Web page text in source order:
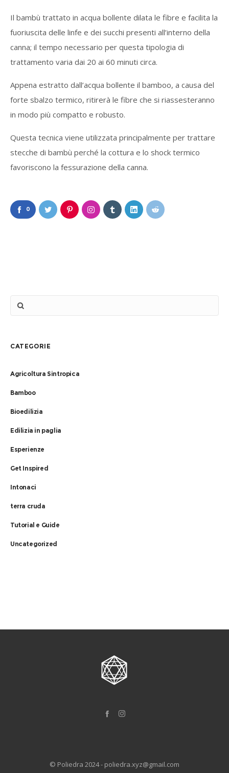
Il bambù trattato in acqua bollente dilata le fibre e facilita la
fuoriuscita delle linfe e dei succhi presenti all’interno della
canna; il tempo necessario per questa tipologia di
trattamento varia dai 20 ai 60 minuti circa.
Appena estratto dall’acqua bollente il bamboo, a causa del
forte sbalzo termico, ritirerà le fibre che si riassesteranno
in modo più compatto e robusto.
Questa tecnica viene utilizzata principalmente per trattare
stecche di bambù perché la cottura e lo shock termico
favoriscono la fessurazione della canna.
0
CATEGORIE
Agricoltura Sintropica
Bamboo
Bioedilizia
Edilizia in paglia
Esperienze
Get Inspired
Intonaci
terra cruda
Tutorial e Guide
Uncategorized
© Poliedra 2024 - poliedra.xyz@gmail.com